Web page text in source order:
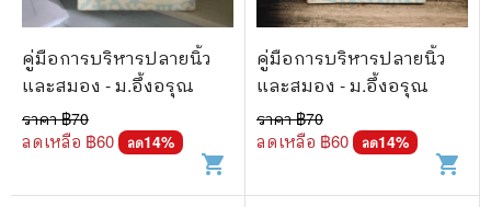
คู่มือการบริหารปลายนิ้ว
และสมอง - ม.อึ้งอรุณ
ราคา ฿70
ลดเหลือ ฿60 ลด14%
shopping_cart
คู่มือการบริหารปลายนิ้ว
และสมอง - ม.อึ้งอรุณ
ราคา ฿70
ลดเหลือ ฿60 ลด14%
shopping_cart